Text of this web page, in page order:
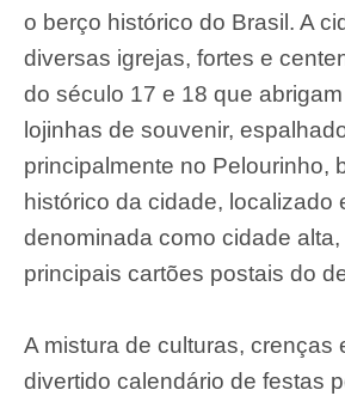
o berço histórico do Brasil. A
diversas igrejas, fortes e
do século 17 e 18 que
lojinhas de souvenir,
principalmente no Pelourinho,
histórico da cidade, localizado
denominada como cidade alta,
principais cartões postais do
A mistura de culturas, crenças
divertido calendário de festas